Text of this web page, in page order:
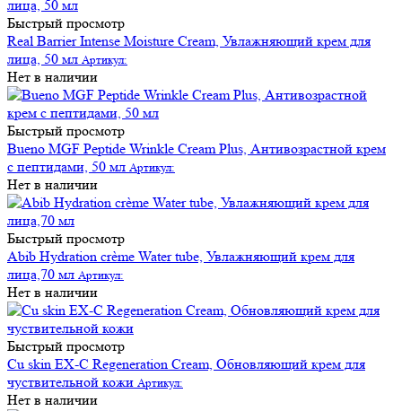
Быстрый просмотр
Real Barrier Intense Moisture Cream, Увлажняющий крем для
лица, 50 мл Артикул:
Нет в наличии
Быстрый просмотр
Bueno MGF Peptide Wrinkle Cream Plus, Антивозрастной крем
с пептидами, 50 мл Артикул:
Нет в наличии
Быстрый просмотр
Abib Hydration crème Water tube, Увлажняющий крем для
лица,70 мл Артикул:
Нет в наличии
Быстрый просмотр
Cu skin EX-C Regeneration Cream, Обновляющий крем для
чуствительной кожи Артикул:
Нет в наличии